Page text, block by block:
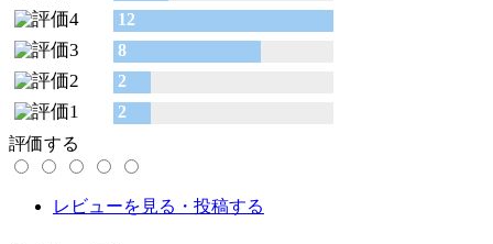
12
8
2
2
評価する
レビューを見る・投稿する